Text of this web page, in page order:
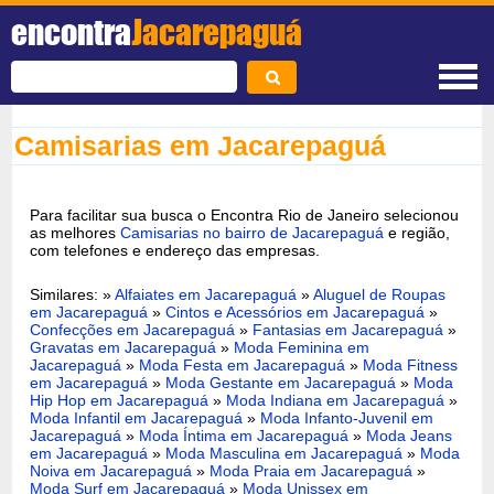
encontraJacarepaguá
Camisarias em Jacarepaguá
Para facilitar sua busca o Encontra Rio de Janeiro selecionou
as melhoresCamisarias no bairro de Jacarepaguá e região,
com telefones e endereço das empresas.
Similares: »Alfaiates em Jacarepaguá »Aluguel de Roupas
em Jacarepaguá »Cintos e Acessórios em Jacarepaguá »
Confecções em Jacarepaguá » Fantasias em Jacarepaguá »
Gravatas em Jacarepaguá » Moda Feminina em
Jacarepaguá » Moda Festa em Jacarepaguá » Moda Fitness
em Jacarepaguá » Moda Gestante em Jacarepaguá » Moda
Hip Hop em Jacarepaguá » Moda Indiana em Jacarepaguá »
Moda Infantil em Jacarepaguá » Moda Infanto-Juvenil em
Jacarepaguá » Moda Íntima em Jacarepaguá » Moda Jeans
em Jacarepaguá » Moda Masculina em Jacarepaguá » Moda
Noiva em Jacarepaguá » Moda Praia em Jacarepaguá »
Moda Surf em Jacarepaguá » Moda Unissex em